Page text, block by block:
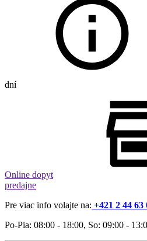
dní
Online dopyt
predajne
Pre viac info volajte na: +421 2 44 63
Po-Pia: 08:00 - 18:00, So: 09:00 -